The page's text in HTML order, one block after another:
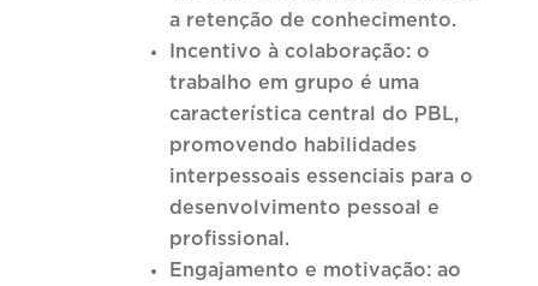
a retenção de conhecimento.
Incentivo à colaboração: o
trabalho em grupo é uma
característica central do PBL,
promovendo habilidades
interpessoais essenciais para o
desenvolvimento pessoal e
profissional.
Engajamento e motivação: ao